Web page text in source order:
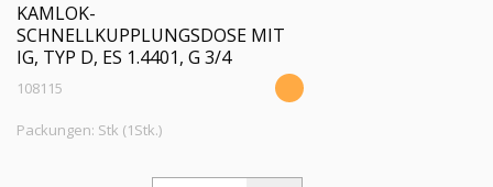
KAMLOK-
SCHNELLKUPPLUNGSDOSE MIT
IG, TYP D, ES 1.4401, G 3/4
108115
Packungen: Stk (1Stk.)